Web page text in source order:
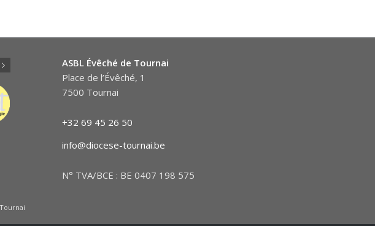
ASBL Évêché de Tournai
Place de l’Évêché, 1
7500 Tournai
+32 69 45 26 50
info@diocese-tournai.be
N° TVA/BCE : BE 0407 198 575